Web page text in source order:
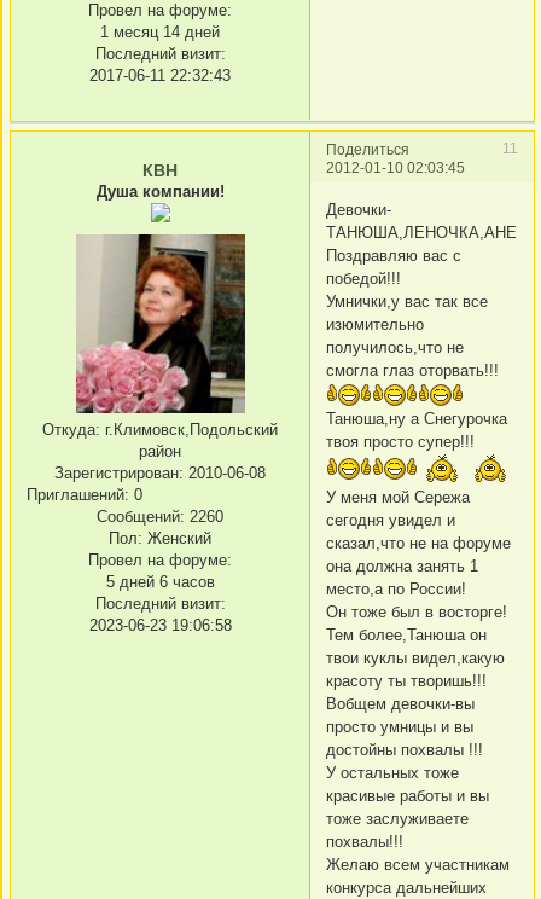
Провел на форуме:
1 месяц 14 дней
Последний визит:
2017-06-11 22:32:43
Поделиться
11
2012-01-10 02:03:45
КВН
Душа компании!
Откуда: г.Климовск,Подольский
район
Зарегистрирован: 2010-06-08
Приглашений: 0
Сообщений: 2260
Пол: Женский
Провел на форуме:
5 дней 6 часов
Последний визит:
2023-06-23 19:06:58
Девочки-
Поздравляю вас с
победой!!!
Умнички,у вас так все
изюмительно
получилось,что не
смогла глаз оторвать!!!
Танюша,ну а Снегурочка
твоя просто супер!!!
У меня мой Сережа
сегодня увидел и
сказал,что не на форуме
она должна занять 1
место,а по России!
Он тоже был в восторге!
Тем более,Танюша он
твои куклы видел,какую
красоту ты творишь!!!
Вобщем девочки-вы
просто умницы и вы
достойны похвалы !!!
У остальных тоже
красивые работы и вы
тоже заслуживаете
похвалы!!!
Желаю всем участникам
конкурса дальнейших